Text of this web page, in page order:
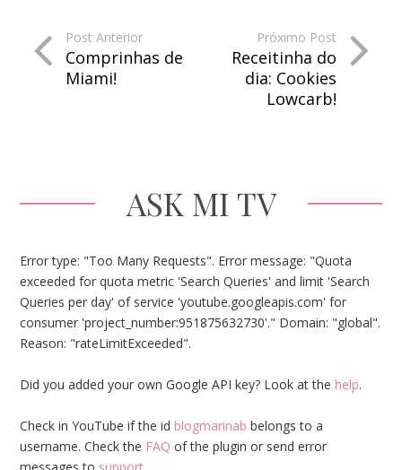
Post Anterior
Comprinhas de
Miami!
Próximo Post
Receitinha do
dia: Cookies
Lowcarb!
ASK MI TV
Error type: "Too Many Requests". Error message: "Quota
exceeded for quota metric 'Search Queries' and limit 'Search
Queries per day' of service 'youtube.googleapis.com' for
consumer 'project_number:951875632730'." Domain: "global".
Reason: "rateLimitExceeded".
Did you added your own Google API key? Look at the help.
Check in YouTube if the id blogmarinab belongs to a
username. Check the FAQ of the plugin or send error